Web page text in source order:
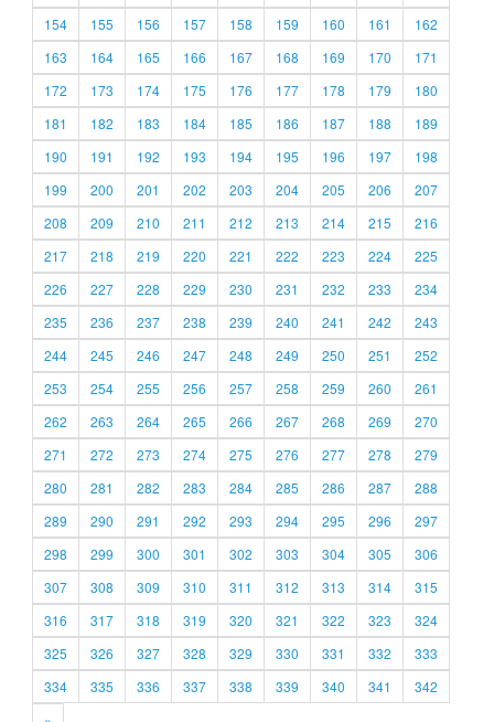
154
155 156 157 158 159 160 161
162
163
164 165 166 167 168 169 170
171
172
173 174 175 176 177 178 179
180
181
182 183 184 185 186 187 188
189
190
191 192 193 194 195 196 197
198
199
200 201 202 203 204 205 206
207
208
209 210 211 212 213 214 215
216
217
218 219 220 221 222 223 224
225
226
227 228 229 230 231 232 233
234
235
236 237 238 239 240 241 242
243
244
245 246 247 248 249 250 251
252
253
254 255 256 257 258 259 260
261
262
263 264 265 266 267 268 269
270
271
272 273 274 275 276 277 278
279
280
281 282 283 284 285 286 287
288
289
290 291 292 293 294 295 296
297
298
299 300 301 302 303 304 305
306
307
308 309 310 311 312 313 314
315
316
317 318 319 320 321 322 323
324
325
326 327 328 329 330 331 332
333
334
335 336 337 338 339 340 341
342